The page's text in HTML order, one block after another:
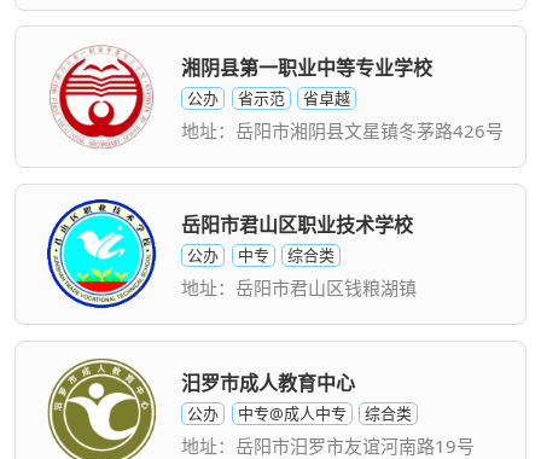
湘阴县第一职业中等专业学校
公办 省示范 省卓越
地址：岳阳市湘阴县文星镇冬茅路426号
岳阳市君山区职业技术学校
公办 中专 综合类
地址：岳阳市君山区钱粮湖镇
汨罗市成人教育中心
公办 中专@成人中专 综合类
地址：岳阳市汨罗市友谊河南路19号